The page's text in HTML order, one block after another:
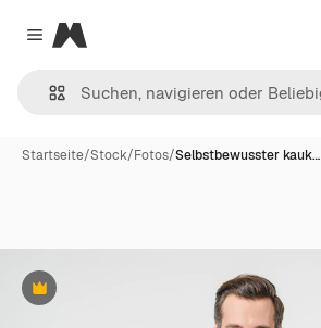
Close menu
Magnific
Startseite/Stock/Fotos/Selbstbewusster kauk…
Premium